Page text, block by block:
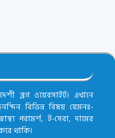
ব্লগ ওয়েবসাইট। এখানে
বিভিন্ন বিষয় যেমনঃ-
পরামর্শ, ই-সেবা, দামের
থাকি।